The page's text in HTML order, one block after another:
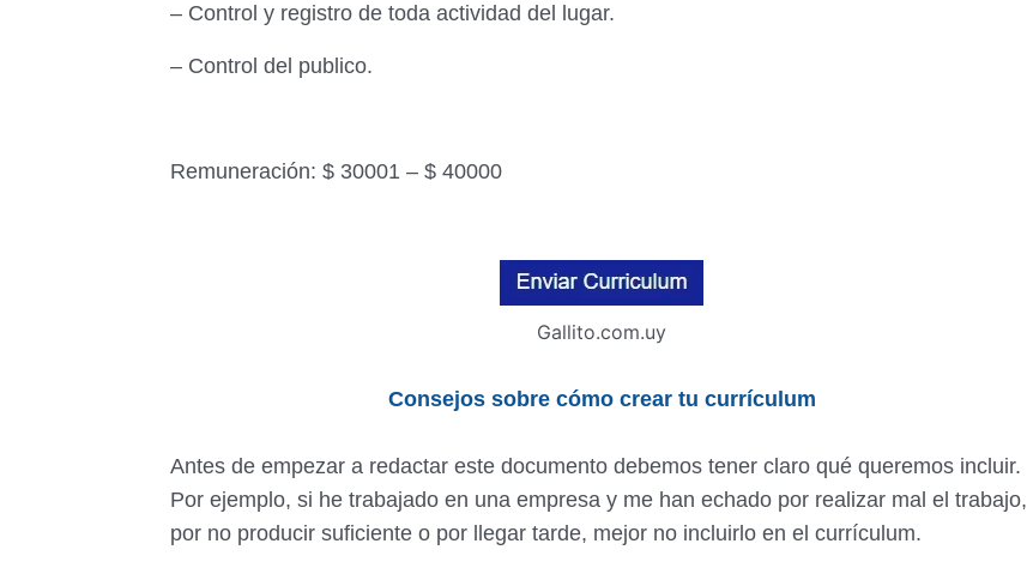
– Control y registro de toda actividad del lugar.
– Control del publico.
Remuneración: $ 30001 – $ 40000
Gallito.com.uy
Consejos sobre cómo crear tu currículum
Antes de empezar a redactar este documento debemos tener claro qué queremos incluir.
Por ejemplo, si he trabajado en una empresa y me han echado por realizar mal el trabajo,
por no producir suficiente o por llegar tarde, mejor no incluirlo en el currículum.